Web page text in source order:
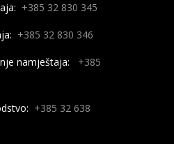
+385 32 830 345
+385 32 830 346
namještaja:
+385
+385 32 638